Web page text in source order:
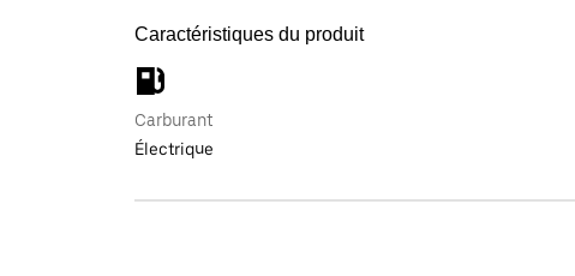
Caractéristiques du produit
Carburant
Électrique